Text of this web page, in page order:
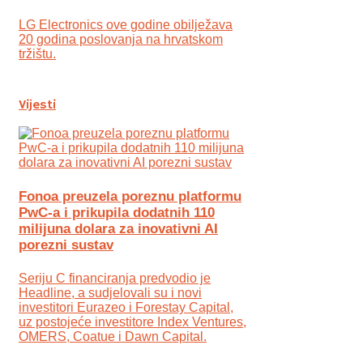
LG Electronics ove godine obilježava
20 godina poslovanja na hrvatskom
tržištu.
Vijesti
Fonoa preuzela poreznu platformu
PwC-a i prikupila dodatnih 110
milijuna dolara za inovativni AI
porezni sustav
Seriju C financiranja predvodio je
Headline, a sudjelovali su i novi
investitori Eurazeo i Forestay Capital,
uz postojeće investitore Index Ventures,
OMERS, Coatue i Dawn Capital.